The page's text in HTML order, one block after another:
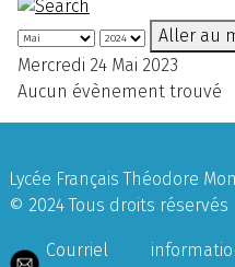
Aller au
Mercredi 24 Mai 2023
Aucun évènement trouvé
Lycée Français Théodore
© 2024 Tous droits réservés
Courriel